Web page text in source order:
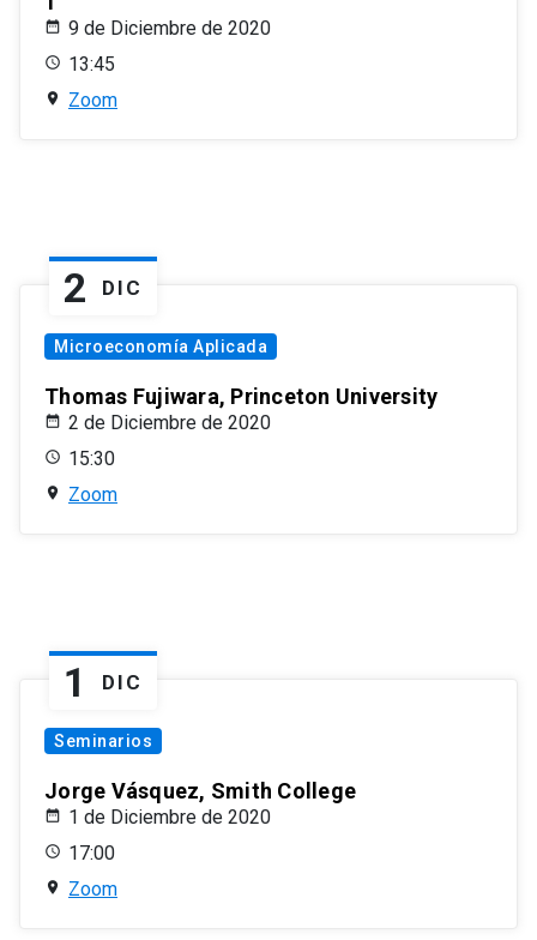
9 de Diciembre de 2020
13:45
Zoom
2 DIC
Microeconomía Aplicada
Thomas Fujiwara, Princeton University
2 de Diciembre de 2020
15:30
Zoom
1 DIC
Seminarios
Jorge Vásquez, Smith College
1 de Diciembre de 2020
17:00
Zoom